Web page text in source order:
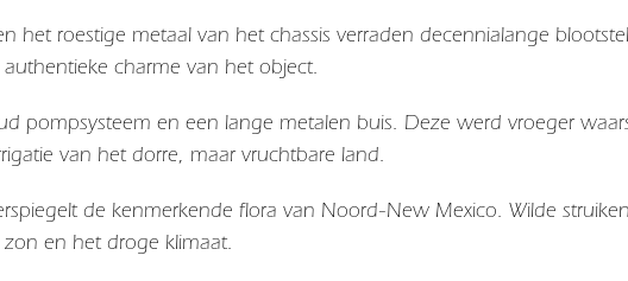
het roestige metaal van het chassis verraden decennialange
charme van het object.
pompsysteem en een lange metalen buis. Deze werd vroeger
van het dorre, maar vruchtbare land.
de kenmerkende flora van Noord-New Mexico. Wilde
en het droge klimaat.